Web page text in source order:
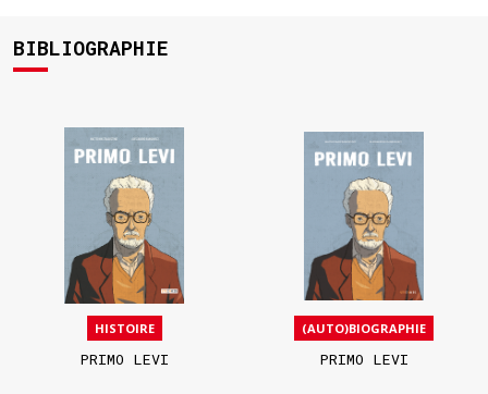
BIBLIOGRAPHIE
HISTOIRE
PRIMO LEVI
(AUTO)BIOGRAPHIE
PRIMO LEVI